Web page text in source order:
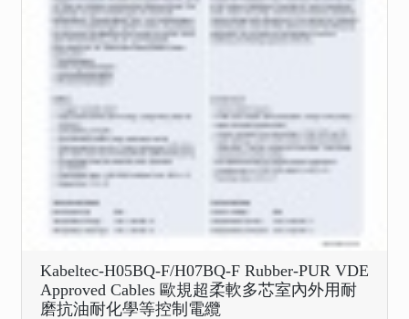
Kabeltec-H05BQ-F/H07BQ-F Rubber-PUR VDE
Approved Cables 歐規超柔軟多芯室內外用耐
磨抗油耐化學等控制電纜